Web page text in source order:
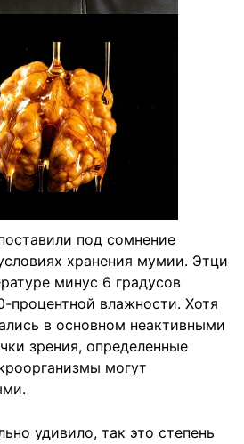
под сомнение
хранения мумии. Этци
минус 6 градусов
процентной влажности. Хотя
в основном неактивными
зрения, определенные
могут
удивило, так это степень